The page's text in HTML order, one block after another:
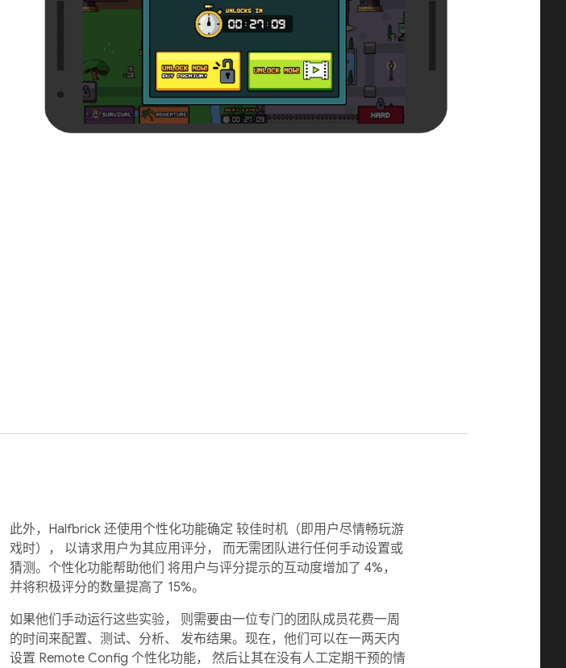
此外，Halfbrick 还使用个性化功能确定 较佳时机（即用户尽情畅玩游
戏时）， 以请求用户为其应用评分， 而无需团队进行任何手动设置或
猜测。个性化功能帮助他们 将用户与评分提示的互动度增加了 4%，
并将积极评分的数量提高了 15%。
如果他们手动运行这些实验， 则需要由一位专门的团队成员花费一周
的时间来配置、测试、分析、 发布结果。现在，他们可以在一两天内
设置 Remote Config 个性化功能， 然后让其在没有人工定期干预的情